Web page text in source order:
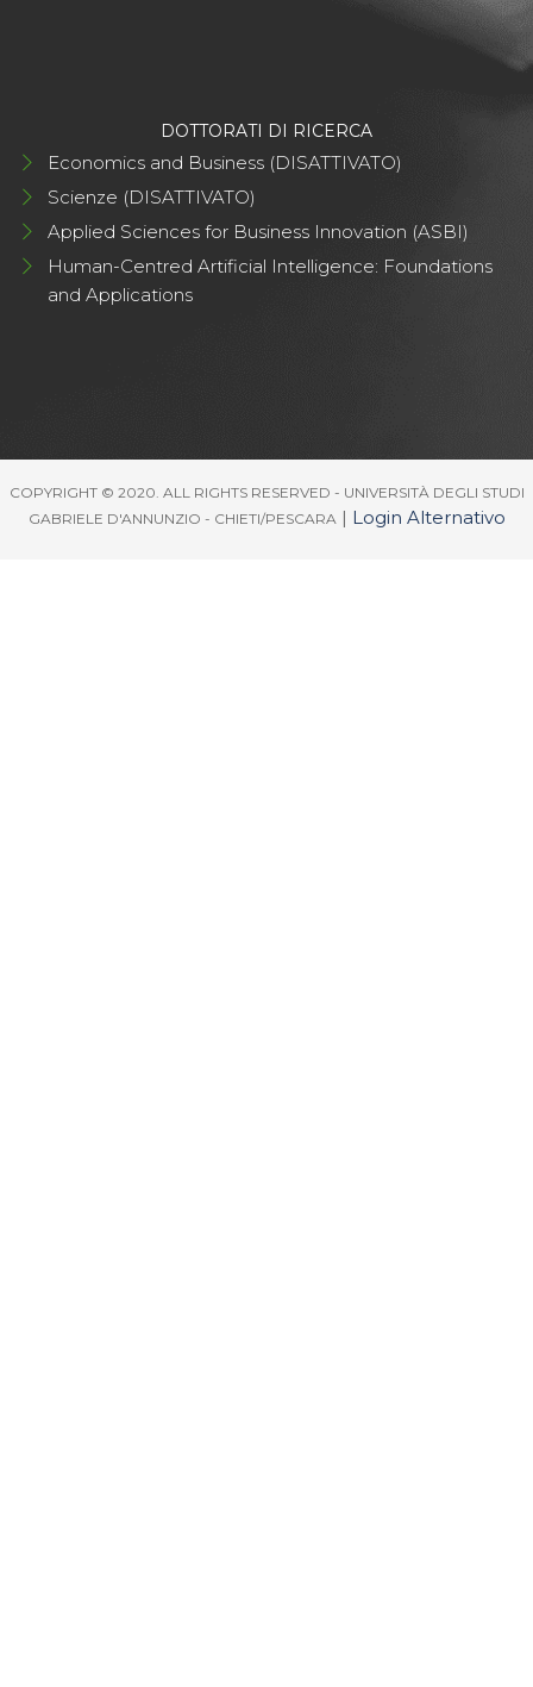
DOTTORATI DI RICERCA
Economics and Business (DISATTIVATO)
Scienze (DISATTIVATO)
Applied Sciences for Business Innovation (ASBI)
Human-Centred Artificial Intelligence: Foundations
and Applications
COPYRIGHT © 2020. ALL RIGHTS RESERVED - UNIVERSITÀ DEGLI STUDI
GABRIELE D'ANNUNZIO - CHIETI/PESCARA| Login Alternativo